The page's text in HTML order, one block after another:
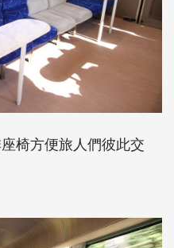
椅方便旅人們彼此交